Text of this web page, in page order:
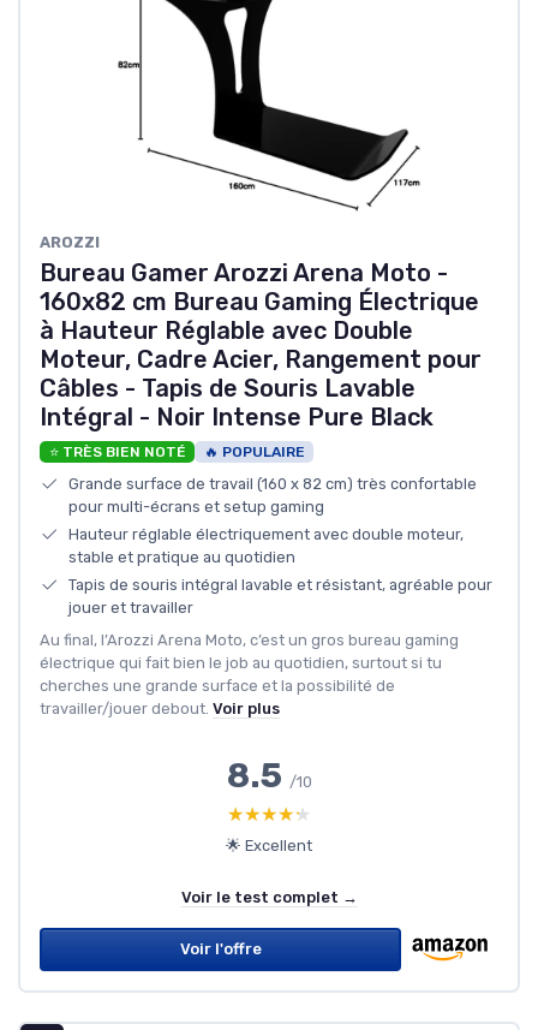
AROZZI
Bureau Gamer Arozzi Arena Moto -
160x82 cm Bureau Gaming Électrique
à Hauteur Réglable avec Double
Moteur, Cadre Acier, Rangement pour
Câbles - Tapis de Souris Lavable
Intégral - Noir Intense Pure Black
⭐ TRÈS BIEN NOTÉ 🔥 POPULAIRE
Grande surface de travail (160 x 82 cm) très confortable
pour multi-écrans et setup gaming
Hauteur réglable électriquement avec double moteur,
stable et pratique au quotidien
Tapis de souris intégral lavable et résistant, agréable pour
jouer et travailler
Au final, l’Arozzi Arena Moto, c’est un gros bureau gaming
électrique qui fait bien le job au quotidien, surtout si tu
cherches une grande surface et la possibilité de
travailler/jouer debout. Voir plus
8.5 /10
★★★★★
★★★★★
🌟 Excellent
Voir le test complet →
Voir l'offre